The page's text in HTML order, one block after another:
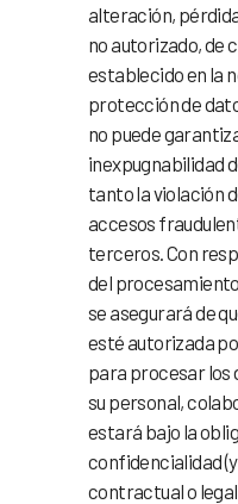
alteración,
no autorizado, de
establecido en la
protección de
no puede
inexpugnabilidad
tanto la violación
accesos
terceros. Con
del
se asegurará de
esté autorizada
para procesar los
su personal,
estará bajo la
confidencialidad
contractual o